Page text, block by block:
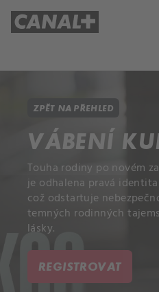
ZPĚT NA PŘEHLED
VÁBENÍ
Touha rodiny po novém
je odhalena pravá
což odstartuje
temných rodinných
lásky.
REGISTROVAT